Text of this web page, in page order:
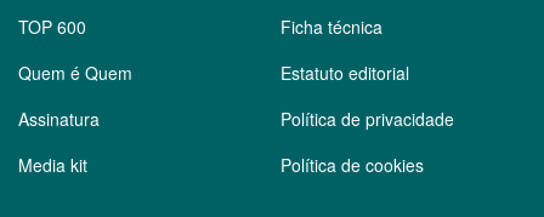
TOP 600
Quem é Quem
Assinatura
Media kit
Ficha técnica
Estatuto editorial
Política de privacidade
Política de cookies